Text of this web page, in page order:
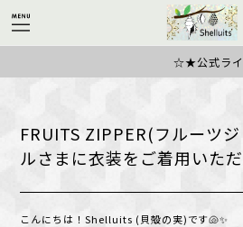
☆★公式ラインのお
FRUITS ZIPPER(フルーツ
ルさまに衣装をご着用いた
こんにちは！Shelluits (貝殻の実)です🐚✨